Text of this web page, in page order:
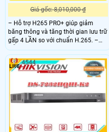
Giá gốc: 8,010,000 ₫
– Hỗ trợ H265 PRO+ giúp giảm
băng thông và tăng thời gian lưu trữ
gấp 4 LẦN so với chuẩn H.265. –
Hỗ trợ camera HDCVI, AHD, HDTVI
720p, Analog– Hỗ trợ gán 4 camera
IP, tối đa 8 camera IP– Độ phân giải
8MP@12fps/5MP@20fps/
(P)/30fps (N)​- Cổng ra HDMI – Độ
phân giải 4K + VGA
4544